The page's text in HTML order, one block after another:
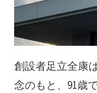
創設者足立全康
念のもと、91歳